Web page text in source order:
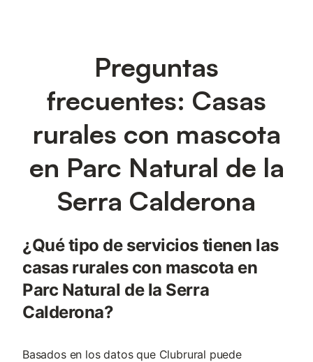
Preguntas
frecuentes: Casas
rurales con mascota
en Parc Natural de la
Serra Calderona
¿Qué tipo de servicios tienen las
casas rurales con mascota en
Parc Natural de la Serra
Calderona?
Basados en los datos que Clubrural puede